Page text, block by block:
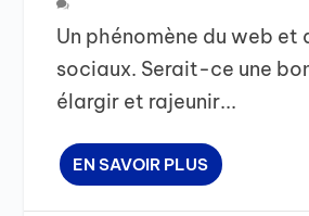
Un phénomène du web et
sociaux. Serait-ce une
élargir et rajeunir...
EN SAVOIR PLUS